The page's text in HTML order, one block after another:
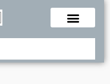
Search
Search Button